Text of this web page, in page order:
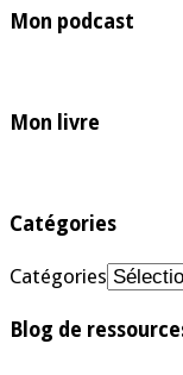
Mon podcast
Mon livre
Catégories
Catégories
Blog de